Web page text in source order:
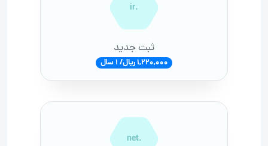
.ir
ثبت جدید
1,220,000 ریال/ 1 سال
.net